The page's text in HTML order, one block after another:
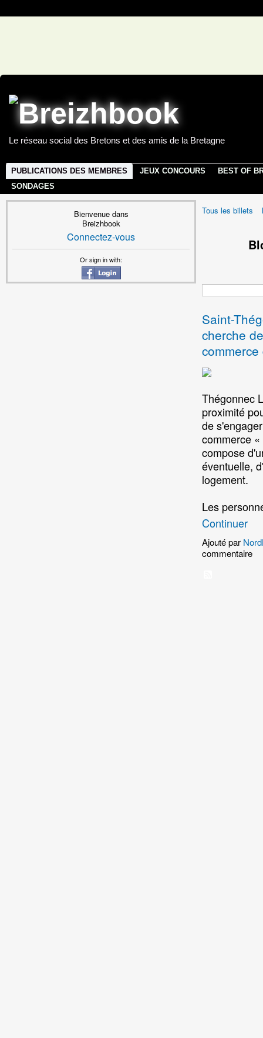
Le réseau social des Bretons et des amis de la Bretagne
PUBLICATIONS DES MEMBRES JEUX CONCOURS
BEST OF
SONDAGES
Bienvenue dans
Breizhbook
Connectez-vous
Or sign in with:
Tous les billets
Saint-
cherche
Thégonnec
proximité
de
commerce
compose
éventuelle,
logement.
Les
Continuer
Ajouté par
commentaire